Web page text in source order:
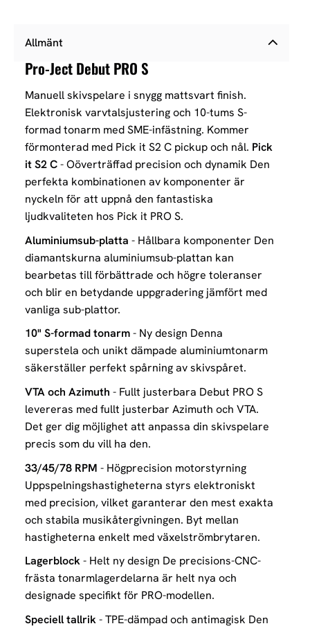
Allmänt
Pro-Ject Debut PRO S
Manuell skivspelare i snygg mattsvart finish.
Elektronisk varvtalsjustering och 10-tums S-
formad tonarm med SME-infästning. Kommer
förmonterad med Pick it S2 C pickup och nål. Pick
it S2 C- Oöverträffad precision och dynamik Den
perfekta kombinationen av komponenter är
nyckeln för att uppnå den fantastiska
ljudkvaliteten hos Pick it PRO S.
Aluminiumsub-platta - Hållbara komponenter Den
diamantskurna aluminiumsub-plattan kan
bearbetas till förbättrade och högre toleranser
och blir en betydande uppgradering jämfört med
vanliga sub-plattor.
10" S-formad tonarm- Ny design Denna
superstela och unikt dämpade aluminiumtonarm
säkerställer perfekt spårning av skivspåret.
VTA och Azimuth - Fullt justerbara Debut PRO S
levereras med fullt justerbar Azimuth och VTA.
Det ger dig möjlighet att anpassa din skivspelare
precis som du vill ha den.
33/45/78 RPM - Högprecision motorstyrning
Uppspelningshastigheterna styrs elektroniskt
med precision, vilket garanterar den mest exakta
och stabila musikåtergivningen. Byt mellan
hastigheterna enkelt med växelströmbrytaren.
Lagerblock- Helt ny design De precisions-CNC-
frästa tonarmlagerdelarna är helt nya och
designade specifikt för PRO-modellen.
Speciell tallrik- TPE-dämpad och antimagisk Den